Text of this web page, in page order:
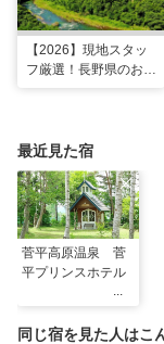
【2026】現地スタッ
フ厳選！長野県のおす
最近見た宿
菅平高原温泉 菅
平プリンスホテル
同じ宿を見た人はこ